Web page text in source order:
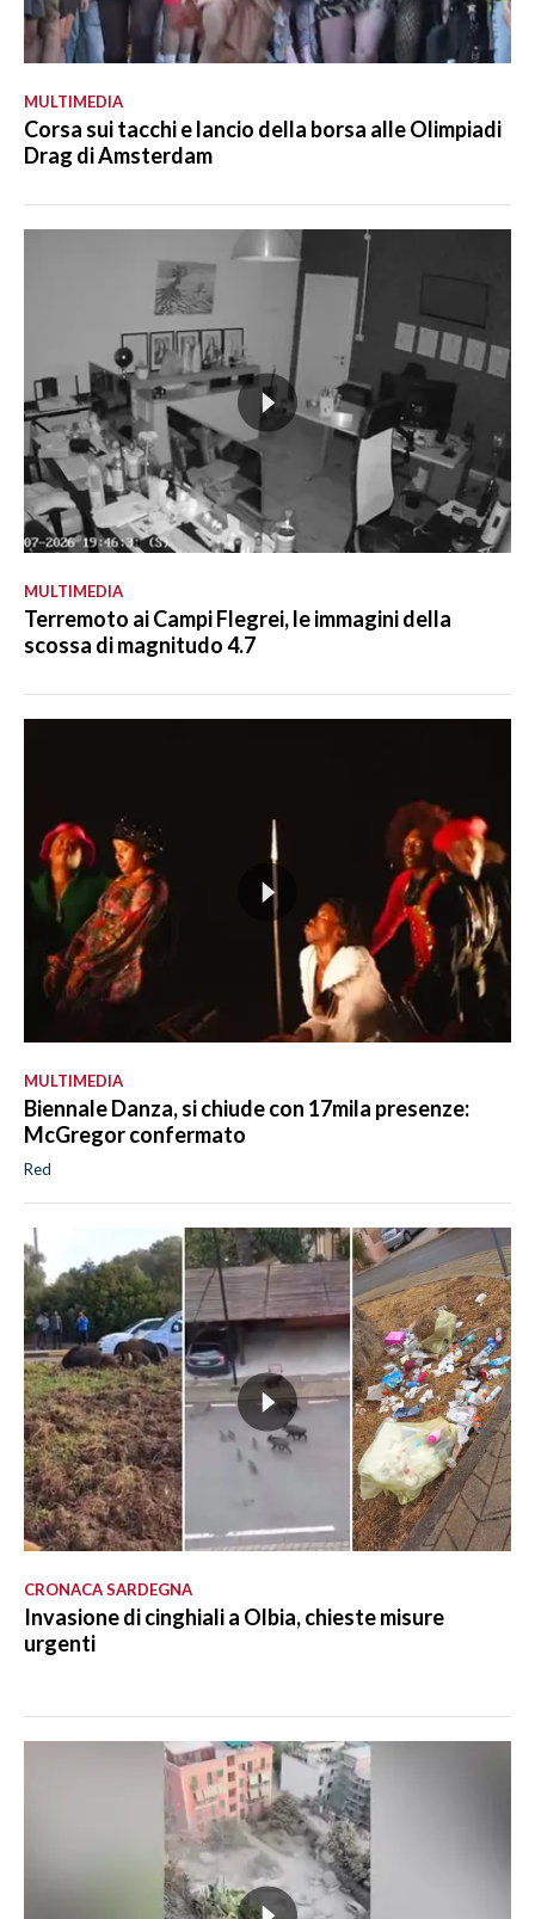
MULTIMEDIA
Corsa sui tacchi e lancio della borsa alle Olimpiadi
Drag di Amsterdam
MULTIMEDIA
Terremoto ai Campi Flegrei, le immagini della
scossa di magnitudo 4.7
MULTIMEDIA
Biennale Danza, si chiude con 17mila presenze:
McGregor confermato
Red
CRONACA SARDEGNA
Invasione di cinghiali a Olbia, chieste misure
urgenti